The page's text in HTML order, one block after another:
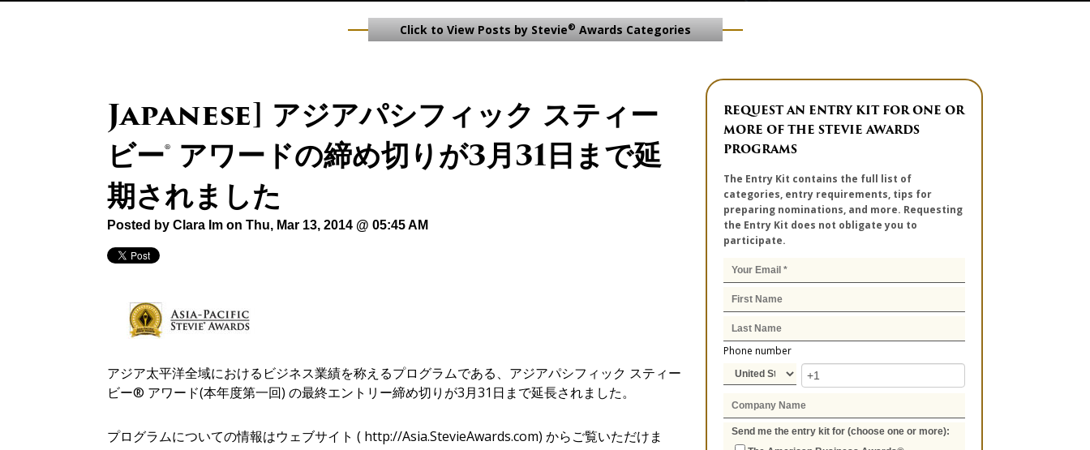
Click to View Posts by Stevie® Awards Categories
Japanese] アジアパシフィック スティー
ビー® アワードの締め切りが3月31日まで延
期されました
Posted by Clara Im on Thu, Mar 13, 2014 @ 05:45 AM
アジア太平洋全域におけるビジネス業績を称えるプログラムである、アジアパシフィック スティー
ビー® アワード(本年度第一回) の最終エントリー締め切りが3月31日まで延長されました。
プログラムについての情報はウェブサイト ( http://Asia.StevieAwards.com) からご覧いただけま
REQUEST AN ENTRY KIT FOR ONE OR
MORE OF THE STEVIE AWARDS
PROGRAMS
The Entry Kit contains the full list of
categories, entry requirements, tips for
preparing nominations, and more. Requesting
the Entry Kit does not obligate you to
participate.
Phone number
Send me the entry kit for (choose one or more):